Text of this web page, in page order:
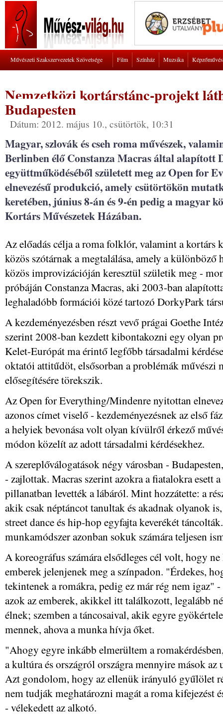
Művészeti Szakszervezetek Szövetsége Film Színház Muzsika
Nemzetközi kortárstánc-projekt
Budapesten
Dátum: 2012. május 10., csütörtök, 10:31
Magyar, szlovák és cseh roma művészek,
Berlinben élő Constanza Macras által alapított
együttműködéséből született meg az Open for
elnevezésű produkció, amely csütörtökön
keretében, június 8-án és 9-én pedig a magyar
Kortárs Művészetek Házában.
Az előadás célja a roma folklór, valamint a kortárs
közös szótárnak a megtalálása, amely a
közös improvizációján keresztül születik meg -
próbáján Constanza Macras, aki 2003-ban
leghaladóbb formációi közé tartozó DorkyPark
A kezdeményezésben részt vevő prágai Goethe
szerint 2008-ban kezdett kibontakozni egy olyan
Kelet-Európát ma érintő legfőbb társadalmi
oktatói attitűdöt, elsősorban a problémák művészi
elősegítésére törekszik.
Az Open for Everything/Mindenre nyitottan
azonos címet viselő - kezdeményezésnek az első
a helyiek bevonása volt olyan kívülről érkező
módon közelít az adott társadalmi kérdésekhez.
A szereplőválogatások négy városban -
- zajlottak. Macras szerint azokra a fiatalokra esett
pillanatban levették a lábáról. Mint hozzátette: a
akik csak néptáncot tanultak és akadnak olyanok
street dance és hip-hop egyfajta keverékét
munkamódszer azonban sokuk számára teljesen
A koreográfus számára elsődleges cél volt, hogy
emberek jelenjenek meg a színpadon. "Érdekes,
tekintenek a romákra, pedig ez már rég nem igaz"
azok az emberek, akikkel itt találkozott, legalább
élnek; szemben a táncosaival, akik egyre
mennek, ahova a munka hívja őket.
"Ahogy egyre inkább elmerültem a
a kultúra és országról országra mennyire mások
Azt gondolom, hogy az ellenük irányuló gyűlölet
nem tudják meghatározni magát a roma kifejezést
- vélekedett az alkotó.